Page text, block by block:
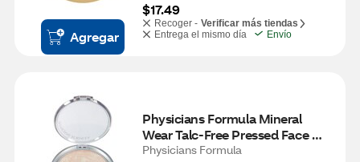
Agregar
$17.49
Recoger - Verificar más tiendas
Entrega el mismo día
Envío
Physicians Formula Mineral
Wear Talc-Free Pressed Face
Powder, Translucent
Physicians Formula